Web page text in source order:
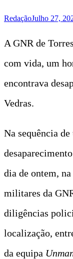
RedaçãoJulho 27,
A GNR de
com vida, um
encontrava
Vedras.
Na sequência
dia de ontem,
militares da
diligências
localização,
da equipa